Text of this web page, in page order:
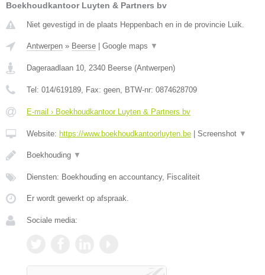
Boekhoudkantoor Luyten & Partners bv
Niet gevestigd in de plaats Heppenbach en in de provincie Luik.
Antwerpen » Beerse Google maps ▼
Dageraadlaan 10, 2340 Beerse (Antwerpen)
Tel: 014/619189, Fax: geen, BTW-nr: 0874628709
E-mail › Boekhoudkantoor Luyten & Partners bv
Website: https://www.boekhoudkantoorluyten.be Screenshot ▼
Boekhouding ▼
Diensten: Boekhouding en accountancy, Fiscaliteit
Er wordt gewerkt op afspraak.
Sociale media: